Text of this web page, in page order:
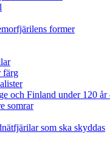
former
färg
och Finland under 120 år
somrar
som ska skyddas